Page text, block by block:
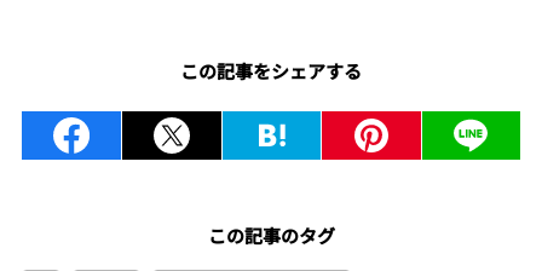
この記事をシェアする
この記事のタグ